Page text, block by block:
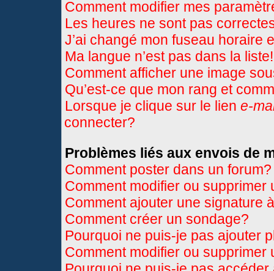
Comment modifier mes
Les heures ne sont pas
J’ai changé mon fuseau horaire
Ma langue n’est pas dans la liste!
Comment afficher une image
Qu’est-ce que mon rang et
Lorsque je clique sur le lien e-
connecter?
Problèmes liés aux envois de
Comment poster dans un forum?
Comment modifier ou supprimer
Comment ajouter une signature
Comment créer un sondage?
Pourquoi ne puis-je pas ajouter
Comment modifier ou supprimer